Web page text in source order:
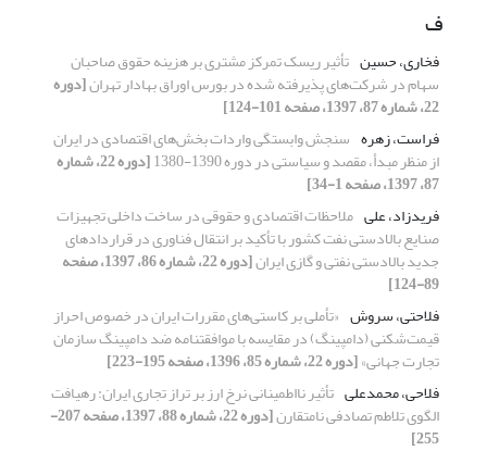
ف
فخاری، حسین تأثیر ریسک تمرکز مشتری بر هزینه حقوق صاحبان
سهام در شرکت‌های پذیرفته شده در بورس اوراق بهادار تهران[دوره
22، شماره 87، 1397، صفحه 101-124]
فراست، زهره سنجش وابستگی واردات بخش‌های اقتصادی در ایران
از منظر مبدأ، مقصد و سیاستی در دوره 1390-1380 [دوره 22، شماره
87، 1397، صفحه 1-34]
فریدزاد، علی ملاحظات اقتصادی و حقوقی در ساخت داخلی تجهیزات
صنایع بالادستی نفت کشور با تأکید بر انتقال فناوری در قراردادهای
جدید بالادستی نفتی و گازی ایران [دوره 22، شماره 86، 1397، صفحه
89-124]
فلاحتی، سروش «تأملی بر کاستی‌های مقررات ایران در خصوص احراز
قیمت‌شکنی (دامپینگ) در مقایسه با موافقتنامه ضد دامپینگ سازمان
تجارت جهانی»[دوره 22، شماره 85، 1396، صفحه 195-223]
فلاحی، محمدعلی تأثیر نااطمینانی نرخ ارز بر تراز تجاری ایران: رهیافت
الگوی تلاطم تصادفی نامتقارن [دوره 22، شماره 88، 1397، صفحه 207-
255]